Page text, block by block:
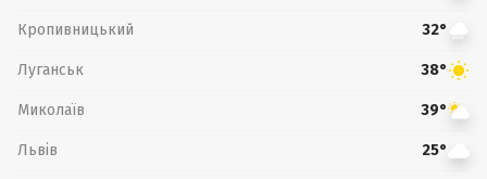
Кропивницький 32°
Луганськ 38°
Миколаїв 39°
Львів 25°